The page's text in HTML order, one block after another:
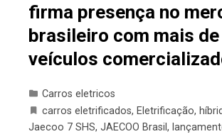
firma presença no
brasileiro com mais
veículos
Carros eletricos
carros eletrificados, Eletrificação,
Jaecoo 7 SHS, JAECOO Brasil ,